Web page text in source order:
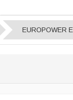
EUROPOWER